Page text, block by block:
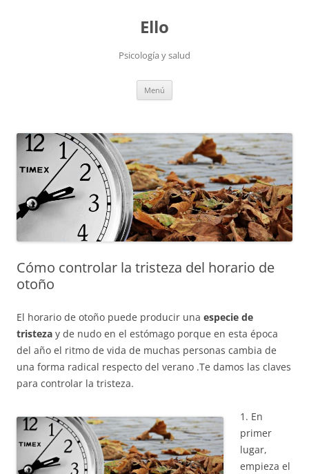
Ello
Psicología y salud
Menú
Cómo controlar la tristeza del horario de
otoño
El horario de otoño puede producir una especie de
tristeza y de nudo en el estómago porque en esta época
del año el ritmo de vida de muchas personas cambia de
una forma radical respecto del verano .Te damos las claves
para controlar la tristeza.
1. En
primer
lugar,
empieza el